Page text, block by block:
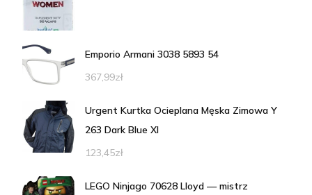
Emporio Armani 3038 5893 54
367,99zł
Urgent Kurtka Ocieplana Męska Zimowa Y
263 Dark Blue Xl
123,45zł
LEGO Ninjago 70628 Lloyd — mistrz